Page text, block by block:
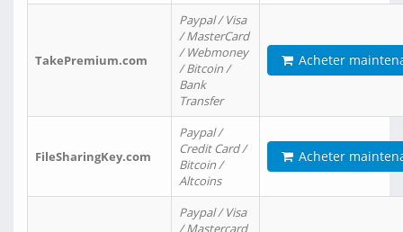
TakePremium.com
Paypal / Visa
/ MasterCard
/ Webmoney
/ Bitcoin /
Bank
Transfer
Acheter
FileSharingKey.com
Paypal /
Credit Card /
Bitcoin /
Altcoins
Acheter
Paypal / Visa
/ Mastercard